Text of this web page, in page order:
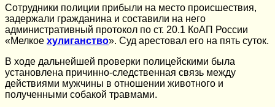
Сотрудники полиции прибыли на место происшествия,
задержали гражданина и составили на него
административный протокол по ст. 20.1 КоАП России
«Мелкое хулиганство». Суд арестовал его на пять суток.
В ходе дальнейшей проверки полицейскими была
установлена причинно-следственная связь между
действиями мужчины в отношении животного и
полученными собакой травмами.